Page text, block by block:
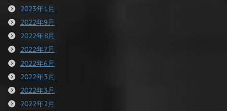
2023年1月
2022年9月
2022年8月
2022年7月
2022年6月
2022年5月
2022年3月
2022年2月